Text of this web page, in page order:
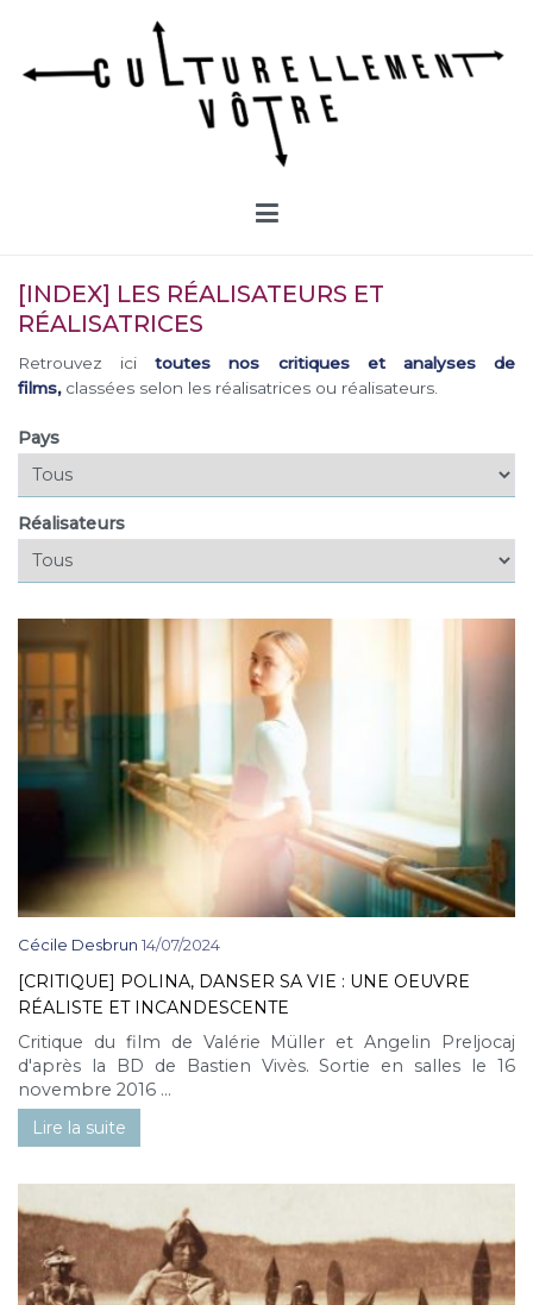
contenu
[INDEX] LES RÉALISATEURS ET
RÉALISATRICES
Retrouvez icitoutes nos critiques et analyses de
films, classées selon les réalisatrices ou réalisateurs.
Pays
Réalisateurs
Cécile Desbrun 14/07/2024
[CRITIQUE] POLINA, DANSER SA VIE : UNE OEUVRE
RÉALISTE ET INCANDESCENTE
Critique du film de Valérie Müller et Angelin Preljocaj
d'après la BD de Bastien Vivès. Sortie en salles le 16
novembre 2016 ...
Lire la suite